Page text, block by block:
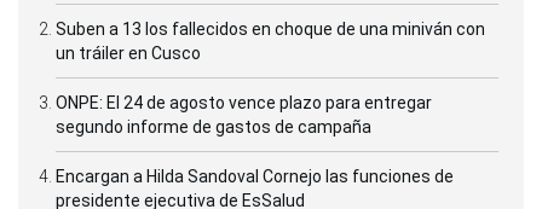
Suben a 13 los fallecidos en choque de una miniván con
un tráiler en Cusco
ONPE: El 24 de agosto vence plazo para entregar
segundo informe de gastos de campaña
Encargan a Hilda Sandoval Cornejo las funciones de
presidente ejecutiva de EsSalud